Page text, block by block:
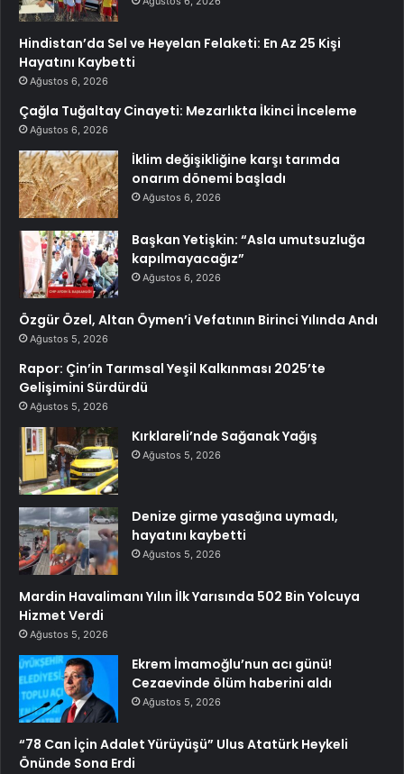
Hindistan’da Sel ve Heyelan Felaketi: En Az 25 Kişi
Hayatını Kaybetti
Ağustos 6, 2026
Çağla Tuğaltay Cinayeti: Mezarlıkta İkinci İnceleme
Ağustos 6, 2026
İklim değişikliğine karşı tarımda
onarım dönemi başladı
Ağustos 6, 2026
Başkan Yetişkin: “Asla umutsuzluğa
kapılmayacağız”
Ağustos 6, 2026
Özgür Özel, Altan Öymen’i Vefatının Birinci Yılında Andı
Ağustos 5, 2026
Rapor: Çin’in Tarımsal Yeşil Kalkınması 2025’te
Gelişimini Sürdürdü
Ağustos 5, 2026
Kırklareli’nde Sağanak Yağış
Ağustos 5, 2026
Denize girme yasağına uymadı,
hayatını kaybetti
Ağustos 5, 2026
Mardin Havalimanı Yılın İlk Yarısında 502 Bin Yolcuya
Hizmet Verdi
Ağustos 5, 2026
Ekrem İmamoğlu’nun acı günü!
Cezaevinde ölüm haberini aldı
Ağustos 5, 2026
“78 Can İçin Adalet Yürüyüşü” Ulus Atatürk Heykeli
Önünde Sona Erdi